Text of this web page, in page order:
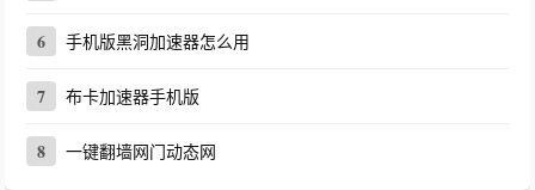
6 手机版黑洞加速器怎么用
7 布卡加速器手机版
8 一键翻墙网门动态网